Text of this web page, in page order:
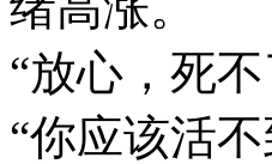
“放心，死
“你应该活